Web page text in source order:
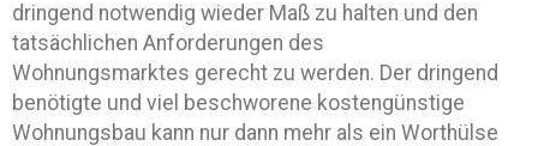
dringend notwendig wieder Maß zu halten und den
tatsächlichen Anforderungen des
Wohnungsmarktes gerecht zu werden. Der dringend
benötigte und viel beschworene kostengünstige
Wohnungsbau kann nur dann mehr als ein Worthülse